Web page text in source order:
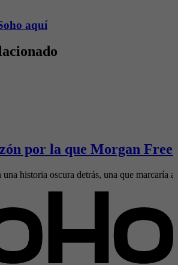
aquí
por la que Morgan
una historia oscura detrás, una que marcaría